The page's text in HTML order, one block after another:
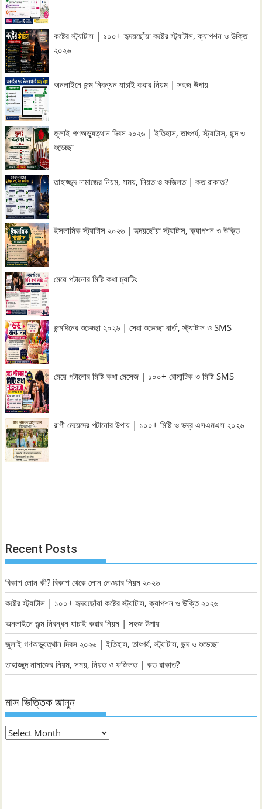
কষ্টের স্ট্যাটাস | ১০০+ হৃদয়ছোঁয়া কষ্টের স্ট্যাটাস, ক্যাপশন ও উক্তি
২০২৬
অনলাইনে জন্ম নিবন্ধন যাচাই করার নিয়ম | সহজ উপায়
জুলাই গণঅভ্যুত্থান দিবস ২০২৬ | ইতিহাস, তাৎপর্য, স্ট্যাটাস, ছন্দ ও
শুভেচ্ছা
তাহাজ্জুদ নামাজের নিয়ম, সময়, নিয়ত ও ফজিলত | কত রাকাত?
ইসলামিক স্ট্যাটাস ২০২৬ | হৃদয়ছোঁয়া স্ট্যাটাস, ক্যাপশন ও উক্তি
মেয়ে পটানোর মিষ্টি কথা চ্যাটিং
জন্মদিনের শুভেচ্ছা ২০২৬ | সেরা শুভেচ্ছা বার্তা, স্ট্যাটাস ও SMS
মেয়ে পটানোর মিষ্টি কথা মেসেজ | ১০০+ রোমান্টিক ও মিষ্টি SMS
রাগী মেয়েদের পটানোর উপায় | ১০০+ মিষ্টি ও ভদ্র এসএমএস ২০২৬
Recent Posts
বিকাশ লোন কী? বিকাশ থেকে লোন নেওয়ার নিয়ম ২০২৬
কষ্টের স্ট্যাটাস | ১০০+ হৃদয়ছোঁয়া কষ্টের স্ট্যাটাস, ক্যাপশন ও উক্তি ২০২৬
অনলাইনে জন্ম নিবন্ধন যাচাই করার নিয়ম | সহজ উপায়
জুলাই গণঅভ্যুত্থান দিবস ২০২৬ | ইতিহাস, তাৎপর্য, স্ট্যাটাস, ছন্দ ও শুভেচ্ছা
তাহাজ্জুদ নামাজের নিয়ম, সময়, নিয়ত ও ফজিলত | কত রাকাত?
মাস ভিত্তিক জানুন
মাস